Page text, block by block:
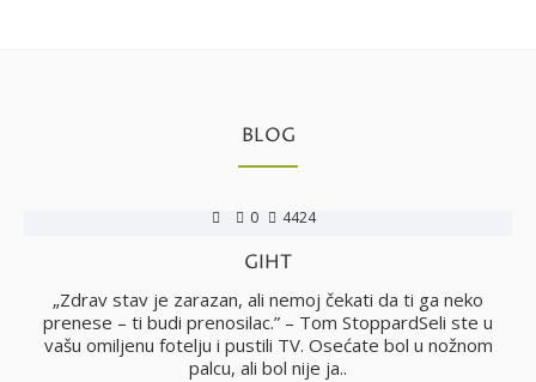
BLOG
0 4424
GIHT
„Zdrav stav je zarazan, ali nemoj čekati da ti ga neko
prenese – ti budi prenosilac.” – Tom StoppardSeli ste u
vašu omiljenu fotelju i pustili TV. Osećate bol u nožnom
palcu, ali bol nije ja..